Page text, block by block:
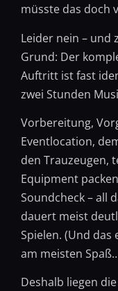
müsste das doch
Leider nein – und
Grund: Der
Auftritt ist fast
zwei Stunden
Vorbereitung,
Eventlocation,
den Trauzeugen,
Equipment
Soundcheck – all
dauert meist
Spielen. (Und das
am meisten
Deshalb liegen